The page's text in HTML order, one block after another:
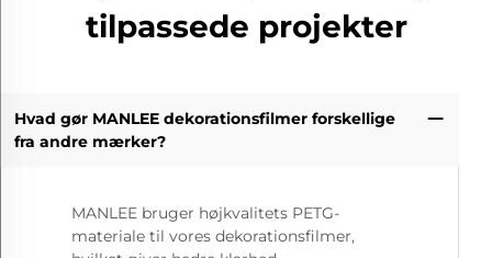
tilpassede projekter
Hvad gør MANLEE dekorationsfilmer forskellige
fra andre mærker?
MANLEE bruger højkvalitets PETG-
materiale til vores dekorationsfilmer,